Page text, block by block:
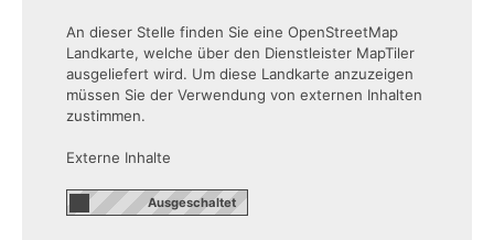
An dieser Stelle finden Sie eine OpenStreetMap
Landkarte, welche über den Dienstleister MapTiler
ausgeliefert wird. Um diese Landkarte anzuzeigen
müssen Sie der Verwendung von externen Inhalten
zustimmen.
Externe Inhalte